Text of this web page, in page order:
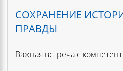
СОХРАНЕНИЕ
ПРАВДЫ
Важная встреча с